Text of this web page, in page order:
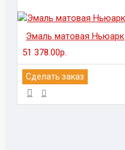
Эмаль матовая Ньюарк
51 378.00р.
Сделать заказ